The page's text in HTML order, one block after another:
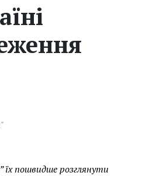
їх пошвидше розглянути